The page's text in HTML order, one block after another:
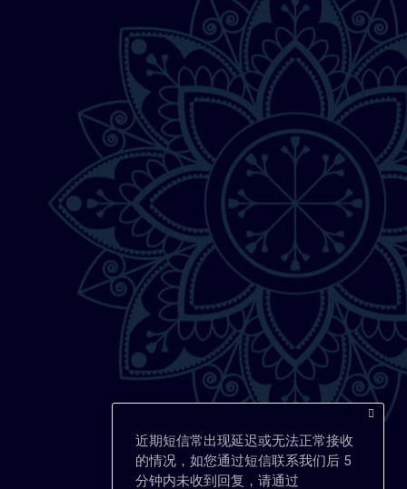
近期短信常出现延迟或无法正常接收
的情况，如您通过短信联系我们后 5
分钟内未收到回复，请通过